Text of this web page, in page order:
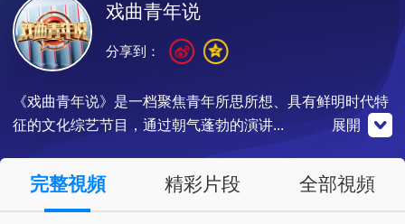
戏曲青年说
《戏曲青年说》是一档聚焦青年所思所想、具有鲜明时代特
征的文化综艺节目，通过朝气蓬勃的演讲...
央視影音
展開
分享到：
完整視頻 精彩片段 全部視頻